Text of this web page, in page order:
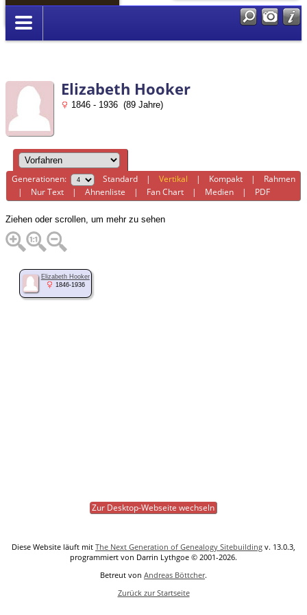
Anmelden
Elizabeth Hooker
1846 - 1936 (89 Jahre)
Generationen: Standard |Vertikal | Kompakt | Rahmen
| Nur Text |Ahnenliste | Fan Chart | Medien | PDF
Ziehen oder scrollen, um mehr zu sehen
Elizabeth Hooker
1846-1936
Zur Desktop-Webseite wechseln
Diese Website läuft mit The Next Generation of Genealogy Sitebuilding v. 13.0.3,
programmiert von Darrin Lythgoe © 2001-2026.
Betreut von Andreas Böttcher.
Zurück zur Startseite